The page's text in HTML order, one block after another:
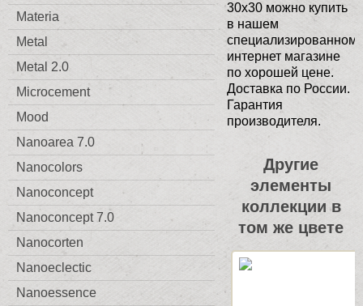
Materia
Metal
Metal 2.0
Microcement
Mood
Nanoarea 7.0
Nanocolors
Nanoconcept
Nanoconcept 7.0
Nanocorten
Nanoeclectic
Nanoessence
30x30 можно купить
в нашем
специализированном
интернет магазине
по хорошей цене.
Доставка по России.
Гарантия
производителя.
Другие
элементы
коллекции в
том же цвете